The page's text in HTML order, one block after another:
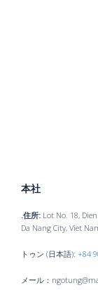
本社
.住所: Lot No. 18,
Da Nang City, Viet
トゥン (日本語): +84
メール：